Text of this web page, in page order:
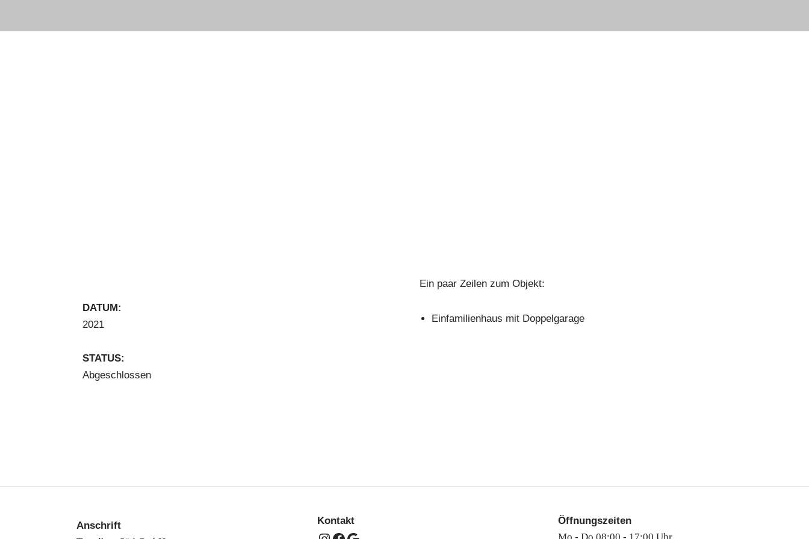
DATUM:
2021
STATUS:
Abgeschlossen
Ein paar Zeilen zum Objekt:
Einfamilienhaus mit Doppelgarage
Anschrift
Kontakt
Öffnungszeiten